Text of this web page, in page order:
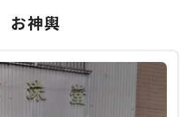
お神輿